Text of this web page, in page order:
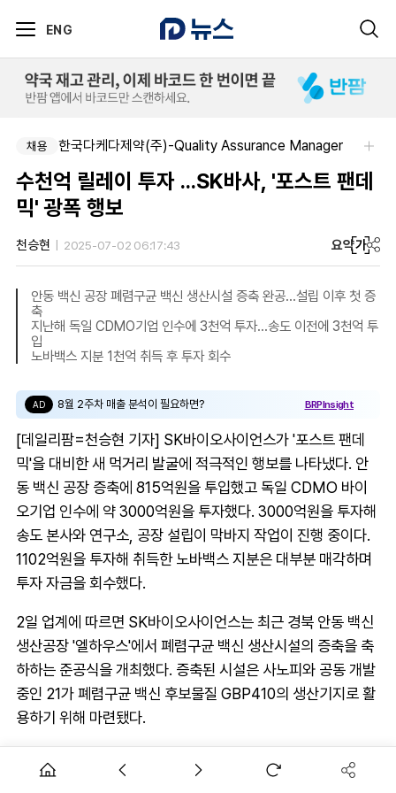
ENG
채용 한국다케다제약(주)-Quality Assurance Manager
수천억 릴레이 투자 ...SK바사, '포스트 팬데
믹' 광폭 행보
천승현 2025-07-02 06:17:43 요약가
안동 백신 공장 폐렴구균 백신 생산시설 증축 완공...설립 이후 첫 증
축
지난해 독일 CDMO기업 인수에 3천억 투자...송도 이전에 3천억 투
입
노바백스 지분 1천억 취득 후 투자 회수
AD 8월 2주차 매출 분석이 필요하면? BRPInsight
[데일리팜=천승현 기자] SK바이오사이언스가 '포스트 팬데
믹'을 대비한 새 먹거리 발굴에 적극적인 행보를 나타냈다. 안
동 백신 공장 증축에 815억원을 투입했고 독일 CDMO 바이
오기업 인수에 약 3000억원을 투자했다. 3000억원을 투자해
송도 본사와 연구소, 공장 설립이 막바지 작업이 진행 중이다.
1102억원을 투자해 취득한 노바백스 지분은 대부분 매각하며
투자 자금을 회수했다.
2일 업계에 따르면 SK바이오사이언스는 최근 경북 안동 백신
생산공장 '엘하우스'에서 폐렴구균 백신 생산시설의 증축을 축
하하는 준공식을 개최했다. 증축된 시설은 사노피와 공동 개발
중인 21가 폐렴구균 백신 후보물질 GBP410의 생산기지로 활
용하기 위해 마련됐다.